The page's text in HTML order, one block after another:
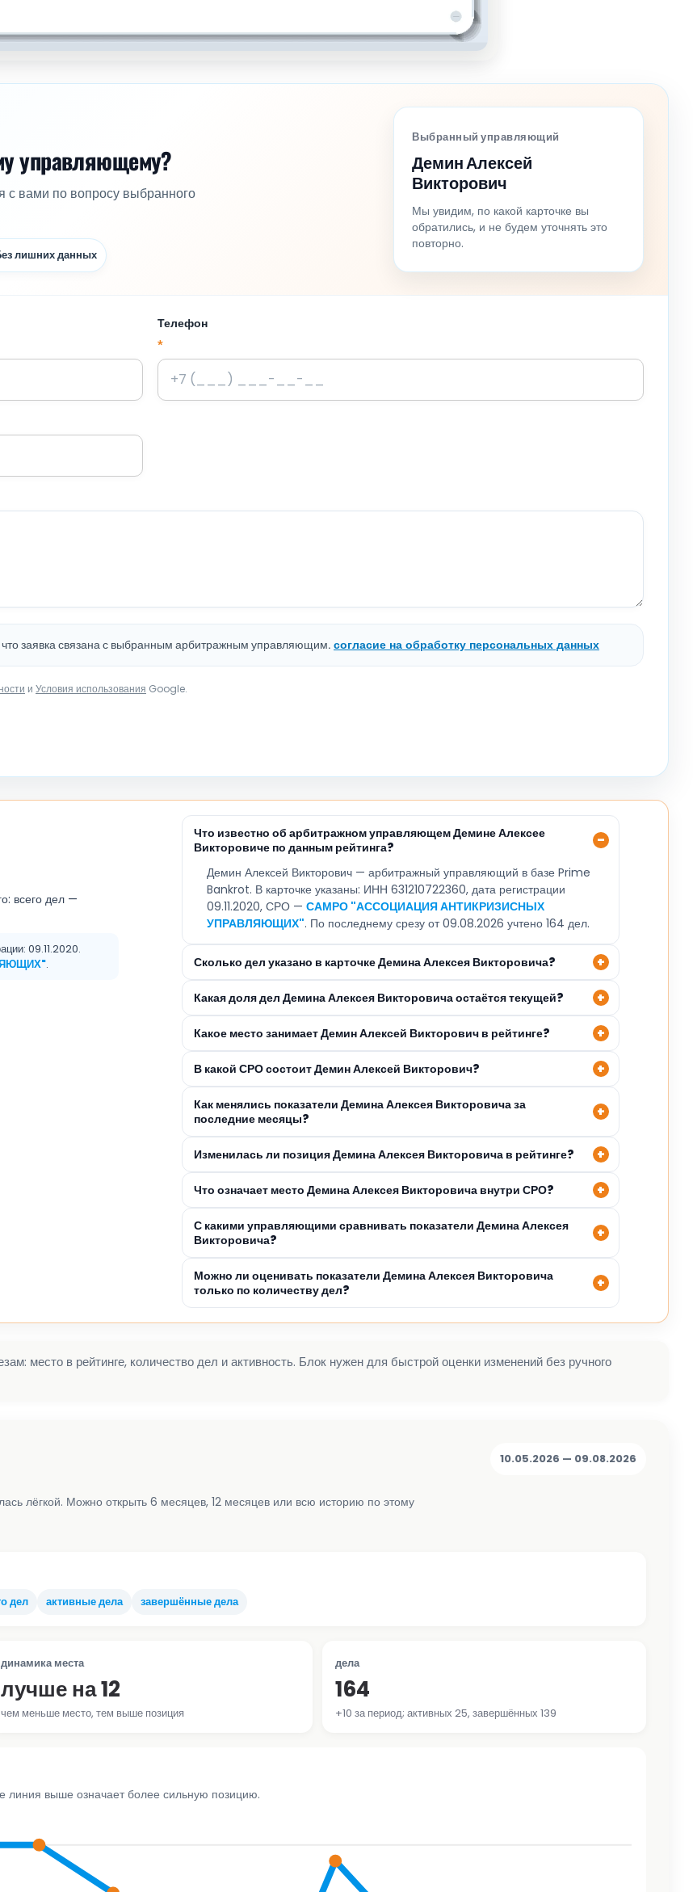
управляющему?
с вами по вопросу выбранного
лишних данных
Выбранный управляющий
Демин Алексей
Викторович
Мы увидим, по какой карточке вы
обратились, и не будем уточнять это
повторно.
Телефон
*
заявка связана с выбранным арбитражным управляющим.согласие на обработку персональных данных
и Условия использования Google.
всего дел —
09.11.2020.
.
Что известно об арбитражном управляющем Демине Алексее
Викторовиче по данным рейтинга?
Демин Алексей Викторович — арбитражный управляющий в базе Prime
Bankrot. В карточке указаны: ИНН 631210722360, дата регистрации
09.11.2020, СРО — САМРО "АССОЦИАЦИЯ АНТИКРИЗИСНЫХ
УПРАВЛЯЮЩИХ". По последнему срезу от 09.08.2026 учтено 164 дел.
Сколько дел указано в карточке Демина Алексея Викторовича?
Какая доля дел Демина Алексея Викторовича остаётся текущей?
Какое место занимает Демин Алексей Викторович в рейтинге?
В какой СРО состоит Демин Алексей Викторович?
Как менялись показатели Демина Алексея Викторовича за
последние месяцы?
Изменилась ли позиция Демина Алексея Викторовича в рейтинге?
Что означает место Демина Алексея Викторовича внутри СРО?
С какими управляющими сравнивать показатели Демина Алексея
Викторовича?
Можно ли оценивать показатели Демина Алексея Викторовича
только по количеству дел?
место в рейтинге, количество дел и активность. Блок нужен для быстрой оценки изменений без ручного
лёгкой. Можно открыть 6 месяцев, 12 месяцев или всю историю по этому
10.05.2026 — 09.08.2026
дел активные дела завершённые дела
динамика места
лучше на 12
чем меньше место, тем выше позиция
дела
164
+10 за период; активных 25, завершённых 139
линия выше означает более сильную позицию.